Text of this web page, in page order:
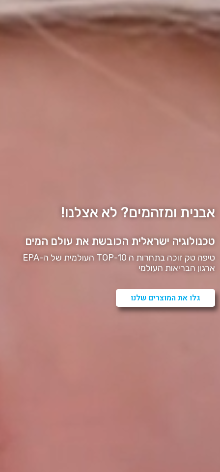
אבנית ומזהמים? לא אצלנו!
טכנולוגיה ישראלית הכובשת את עולם המים
טיפה טק זוכה בתחרות ה TOP-10 העולמית של ה-EPA
ארגון הבריאות העולמי
גלו את המוצרים שלנו